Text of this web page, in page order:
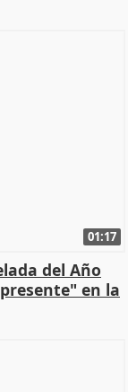
01:17
del Año
en la